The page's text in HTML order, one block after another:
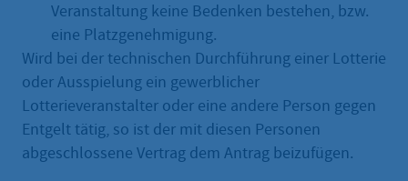
Veranstaltung keine Bedenken bestehen, bzw.
eine Platzgenehmigung.
Wird bei der technischen Durchführung einer Lotterie
oder Ausspielung ein gewerblicher
Lotterieveranstalter oder eine andere Person gegen
Entgelt tätig, so ist der mit diesen Personen
abgeschlossene Vertrag dem Antrag beizufügen.